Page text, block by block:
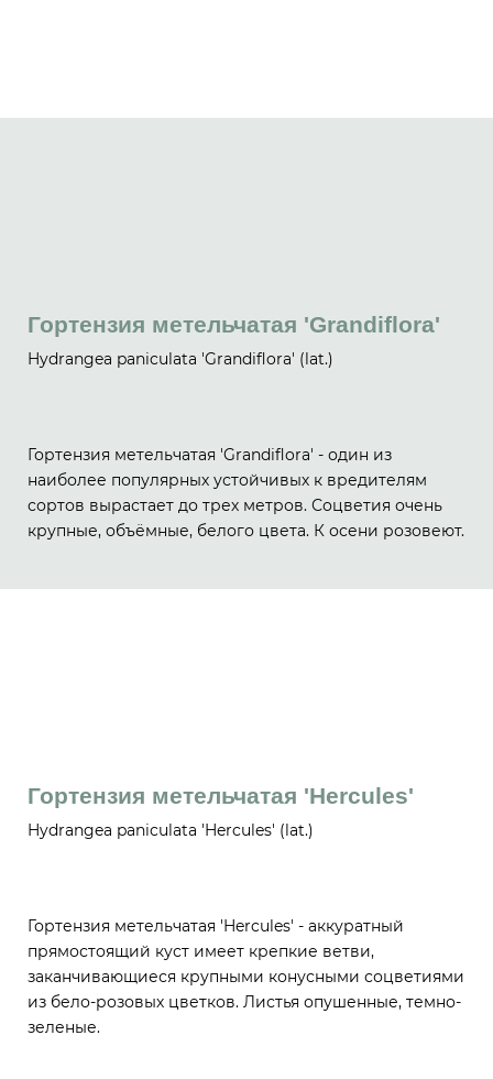
Гортензия метельчатая 'Grandiflora'
Hydrangea paniculata 'Grandiflora' (lat.)
Гортензия метельчатая 'Grandiflora' - один из
наиболее популярных устойчивых к вредителям
сортов вырастает до трех метров. Соцветия очень
крупные, объёмные, белого цвета. К осени розовеют.
Гортензия метельчатая 'Hercules'
Hydrangea paniculata 'Hercules' (lat.)
Гортензия метельчатая 'Hercules' - аккуратный
прямостоящий куст имеет крепкие ветви,
заканчивающиеся крупными конусными соцветиями
из бело-розовых цветков. Листья опушенные, темно-
зеленые.